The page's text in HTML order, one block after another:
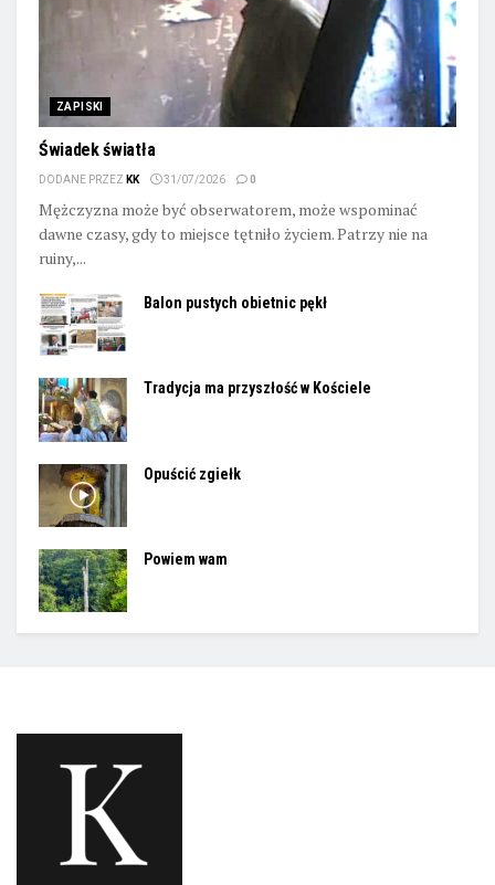
ZAPISKI
Świadek światła
DODANE PRZEZ KK 31/07/2026 0
Mężczyzna może być obserwatorem, może wspominać
dawne czasy, gdy to miejsce tętniło życiem. Patrzy nie na
ruiny,...
Balon pustych obietnic pękł
Tradycja ma przyszłość w Kościele
Opuścić zgiełk
Powiem wam